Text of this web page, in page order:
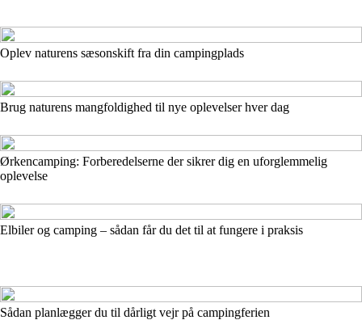
Oplev naturens sæsonskift fra din campingplads
Brug naturens mangfoldighed til nye oplevelser hver dag
Ørkencamping: Forberedelserne der sikrer dig en uforglemmelig
oplevelse
Elbiler og camping – sådan får du det til at fungere i praksis
Sådan planlægger du til dårligt vejr på campingferien